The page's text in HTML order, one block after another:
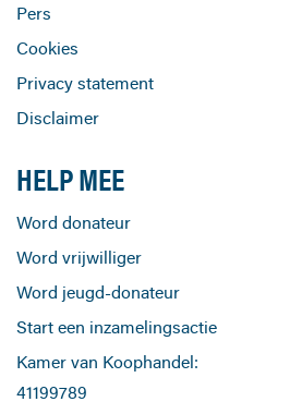
Pers
Cookies
Privacy statement
Disclaimer
HELP MEE
Word donateur
Word vrijwilliger
Word jeugd-donateur
Start een inzamelingsactie
Kamer van Koophandel:
41199789